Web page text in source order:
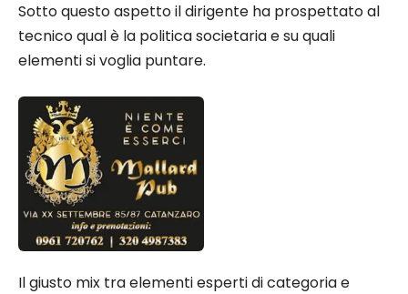
Sotto questo aspetto il dirigente ha prospettato al
tecnico qual è la politica societaria e su quali
elementi si voglia puntare.
Il giusto mix tra elementi esperti di categoria e